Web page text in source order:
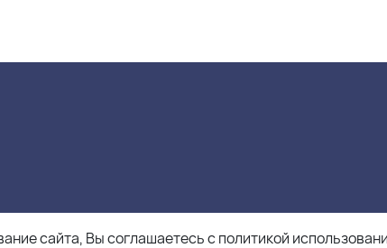
сайта, Вы соглашаетесь с политикой